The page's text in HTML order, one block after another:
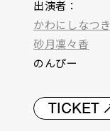
出演者：
かわにしなつき
砂月凜々香
のんぴー
TICKET